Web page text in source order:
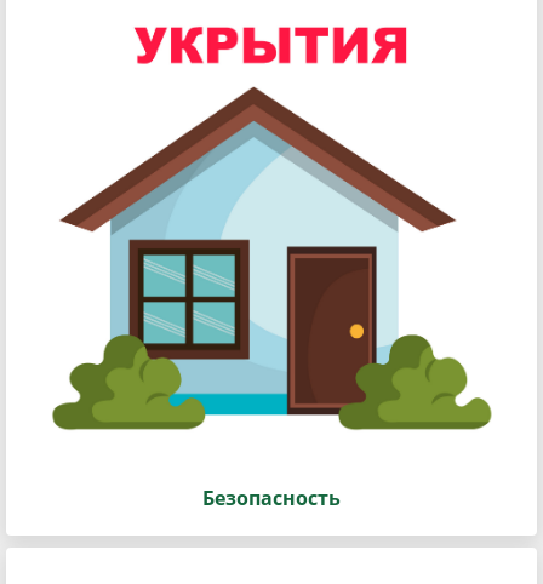
Безопасность